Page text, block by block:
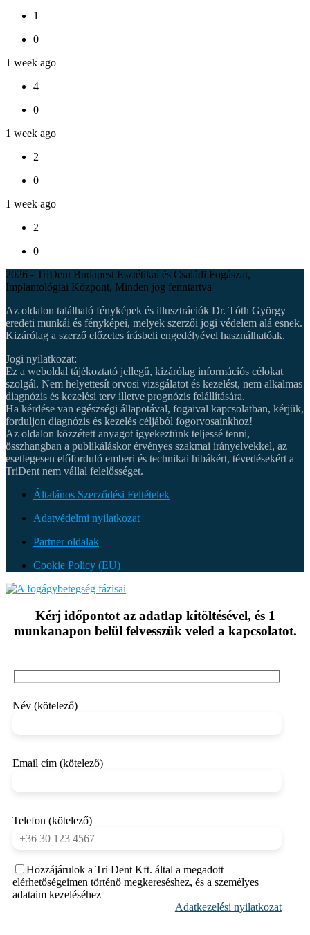
1
0
1 week ago
4
0
1 week ago
2
0
1 week ago
2
0
2026 - TriDent Budapest Esztétikai és Családi Fogászat,
Implantológiai Központ, Minden jog fenntartva
Az oldalon található fényképek és illusztrációk Dr. Tóth György
eredeti munkái és fényképei, melyek szerzői jogi védelem alá esnek.
Kizárólag a szerző előzetes írásbeli engedélyével használhatóak.
Jogi nyilatkozat:
Ez a weboldal tájékoztató jellegű, kizárólag információs célokat
szolgál. Nem helyettesít orvosi vizsgálatot és kezelést, nem alkalmas
diagnózis és kezelési terv illetve prognózis felállítására.
Ha kérdése van egészségi állapotával, fogaival kapcsolatban, kérjük,
forduljon diagnózis és kezelés céljából fogorvosainkhoz!
Az oldalon közzétett anyagot igyekeztünk teljessé tenni,
összhangban a publikáláskor érvényes szakmai irányelvekkel, az
esetlegesen előforduló emberi és technikai hibákért, tévedésekért a
TriDent nem vállal felelősséget.
Általános Szerződési Feltételek
Adatvédelmi nyilatkozat
Partner oldalak
Cookie Policy (EU)
Kérj időpontot az adatlap kitöltésével, és 1
munkanapon belül felvesszük veled a kapcsolatot.
Név (kötelező)
Email cím (kötelező)
Telefon (kötelező)
Hozzájárulok a Tri Dent Kft. által a megadott
elérhetőségeimen történő megkereséshez, és a személyes
adataim kezeléséhez
Adatkezelési nyilatkozat